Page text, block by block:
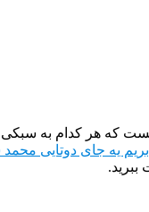
که هر کدام به
یه جای دوتایی